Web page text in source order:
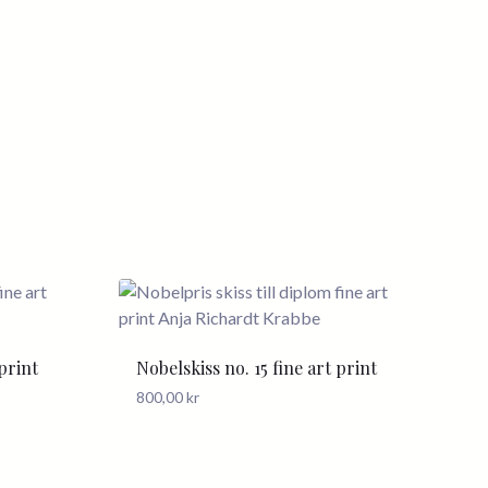
Nobelskiss no. 15 fine art print
800,00kr